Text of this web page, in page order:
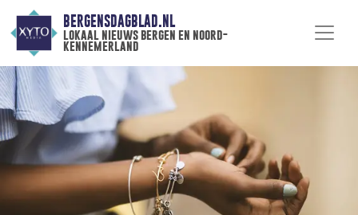
BERGENSDAGBLAD.NL
lokaal nieuws bergen en noord-
kennemerland